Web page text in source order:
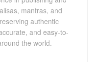
mantras, and
authentic
and easy-to-
the world.